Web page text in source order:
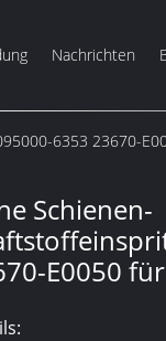
Nachrichten
6353 23670-
Schienen-
E0050 für